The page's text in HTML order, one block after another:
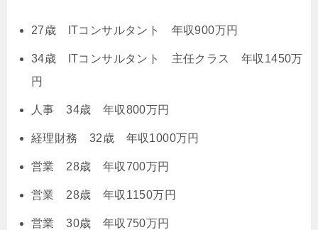
27歳 ITコンサルタント 年収900万円
34歳 ITコンサルタント 主任クラス 年収1450万
円
人事 34歳 年収800万円
経理財務 32歳 年収1000万円
営業 28歳 年収700万円
営業 28歳 年収1150万円
営業 30歳 年収750万円